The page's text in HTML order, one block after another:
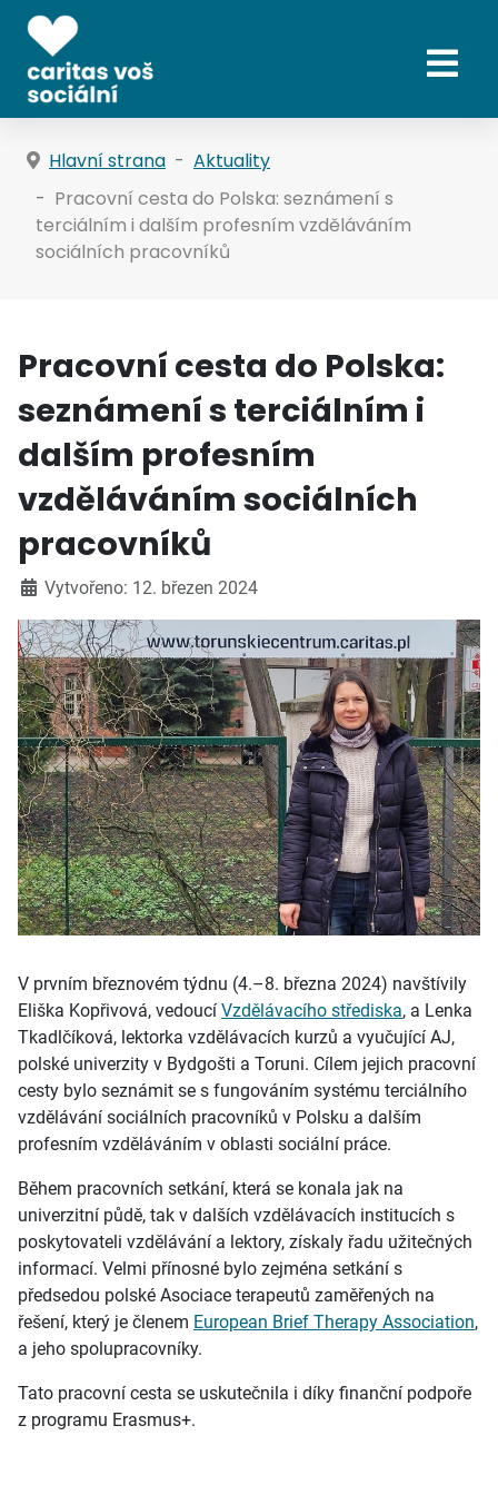
Hlavní strana
Aktuality
Pracovní cesta do Polska: seznámení s
terciálním i dalším profesním vzděláváním
sociálních pracovníků
Pracovní cesta do Polska:
seznámení s terciálním i
dalším profesním
vzděláváním sociálních
pracovníků
Vytvořeno: 12. březen 2024
V prvním březnovém týdnu (4.–8. března 2024) navštívily
Eliška Kopřivová, vedoucí Vzdělávacího střediska, a Lenka
Tkadlčíková, lektorka vzdělávacích kurzů a vyučující AJ,
polské univerzity v Bydgošti a Toruni. Cílem jejich pracovní
cesty bylo seznámit se s fungováním systému terciálního
vzdělávání sociálních pracovníků v Polsku a dalším
profesním vzděláváním v oblasti sociální práce.
Během pracovních setkání, která se konala jak na
univerzitní půdě, tak v dalších vzdělávacích institucích s
poskytovateli vzdělávání a lektory, získaly řadu užitečných
informací. Velmi přínosné bylo zejména setkání s
předsedou polské Asociace terapeutů zaměřených na
řešení, který je členem European Brief Therapy Association,
a jeho spolupracovníky.
Tato pracovní cesta se uskutečnila i díky finanční podpoře
z programu Erasmus+.